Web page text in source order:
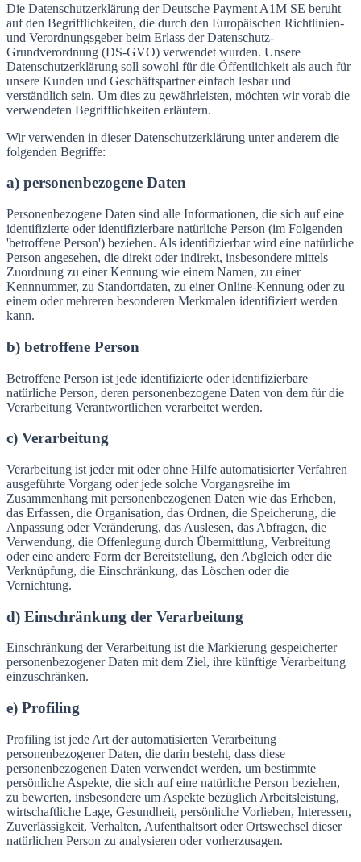
Die Datenschutzerklärung der Deutsche Payment A1M SE beruht
auf den Begrifflichkeiten, die durch den Europäischen Richtlinien-
und Verordnungsgeber beim Erlass der Datenschutz-
Grundverordnung (DS-GVO) verwendet wurden. Unsere
Datenschutzerklärung soll sowohl für die Öffentlichkeit als auch für
unsere Kunden und Geschäftspartner einfach lesbar und
verständlich sein. Um dies zu gewährleisten, möchten wir vorab die
verwendeten Begrifflichkeiten erläutern.
Wir verwenden in dieser Datenschutzerklärung unter anderem die
folgenden Begriffe:
a) personenbezogene Daten
Personenbezogene Daten sind alle Informationen, die sich auf eine
identifizierte oder identifizierbare natürliche Person (im Folgenden
'betroffene Person') beziehen. Als identifizierbar wird eine natürliche
Person angesehen, die direkt oder indirekt, insbesondere mittels
Zuordnung zu einer Kennung wie einem Namen, zu einer
Kennnummer, zu Standortdaten, zu einer Online-Kennung oder zu
einem oder mehreren besonderen Merkmalen identifiziert werden
kann.
b) betroffene Person
Betroffene Person ist jede identifizierte oder identifizierbare
natürliche Person, deren personenbezogene Daten von dem für die
Verarbeitung Verantwortlichen verarbeitet werden.
c) Verarbeitung
Verarbeitung ist jeder mit oder ohne Hilfe automatisierter Verfahren
ausgeführte Vorgang oder jede solche Vorgangsreihe im
Zusammenhang mit personenbezogenen Daten wie das Erheben,
das Erfassen, die Organisation, das Ordnen, die Speicherung, die
Anpassung oder Veränderung, das Auslesen, das Abfragen, die
Verwendung, die Offenlegung durch Übermittlung, Verbreitung
oder eine andere Form der Bereitstellung, den Abgleich oder die
Verknüpfung, die Einschränkung, das Löschen oder die
Vernichtung.
d) Einschränkung der Verarbeitung
Einschränkung der Verarbeitung ist die Markierung gespeicherter
personenbezogener Daten mit dem Ziel, ihre künftige Verarbeitung
einzuschränken.
e) Profiling
Profiling ist jede Art der automatisierten Verarbeitung
personenbezogener Daten, die darin besteht, dass diese
personenbezogenen Daten verwendet werden, um bestimmte
persönliche Aspekte, die sich auf eine natürliche Person beziehen,
zu bewerten, insbesondere um Aspekte bezüglich Arbeitsleistung,
wirtschaftliche Lage, Gesundheit, persönliche Vorlieben, Interessen,
Zuverlässigkeit, Verhalten, Aufenthaltsort oder Ortswechsel dieser
natürlichen Person zu analysieren oder vorherzusagen.